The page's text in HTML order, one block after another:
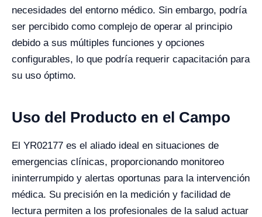
necesidades del entorno médico. Sin embargo, podría
ser percibido como complejo de operar al principio
debido a sus múltiples funciones y opciones
configurables, lo que podría requerir capacitación para
su uso óptimo.
Uso del Producto en el Campo
El YR02177 es el aliado ideal en situaciones de
emergencias clínicas, proporcionando monitoreo
ininterrumpido y alertas oportunas para la intervención
médica. Su precisión en la medición y facilidad de
lectura permiten a los profesionales de la salud actuar